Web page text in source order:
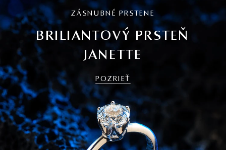
ZÁSNUBNÉ PRSTENE
BRILIANTOVÝ PRSTEŇ
JANETTE
POZRIEŤ